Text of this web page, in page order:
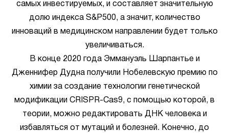
самых инвестируемых, и составляет значительную
долю индекса S&P500, а значит, количество
инноваций в медицинском направлении будет только
увеличиваться.
В конце 2020 года Эммануэль Шарпантье и
Дженнифер Дудна получили Нобелевскую премию по
химии за создание технологии генетической
модификации CRISPR-Cas9, с помощью которой, в
теории, можно редактировать ДНК человека и
избавляться от мутаций и болезней. Конечно, до